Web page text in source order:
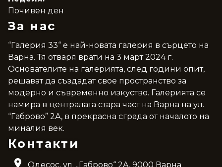
Почивен ден
За нас
“Галерия 33“ е най-новата галерия в сърцето на
Варна. Тя отваря врати на 3 март 2024 г.
Основателите на галерията, след години опит,
решават да създадат свое пространство за
модерно и съвременно изкуство. Галерията се
намира в централата стара част на Варна на ул.
“Габрово” 2А, в прекрасна сграда от началото на
миналия век.
Контакти
Одесос, ул. „Габрово“ 2A, 9000 Варна